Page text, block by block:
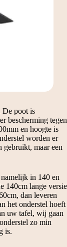
De poot is
bescherming tegen
en hoogte is
worden er
gebruikt, maar een
in 140 en
140cm lange versie
dan leveren
het onderstel hoeft
uw tafel, wij gaan
zo min
is.